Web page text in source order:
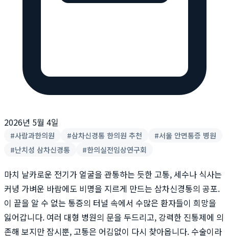
2026년 5월 4일
#사람과한의원 #삼차신경통 한의원 추천 #서울 안면통증 병원
#난치성 삼차신경통 #한의실전임상연구회
마치 날카로운 전기가 얼굴을 관통하는 듯한 고통, 세수나 식사는
커녕 가벼운 바람에도 비명을 지르게 만드는 삼차신경통의 공포.
이 끝을 알 수 없는 통증의 터널 속에서 수많은 환자들이 희망을
잃어갑니다. 여러 대형 병원의 문을 두드리고, 강력한 진통제에 의
존해 보지만 잠시뿐, 고통은 어김없이 다시 찾아옵니다. 수술이라